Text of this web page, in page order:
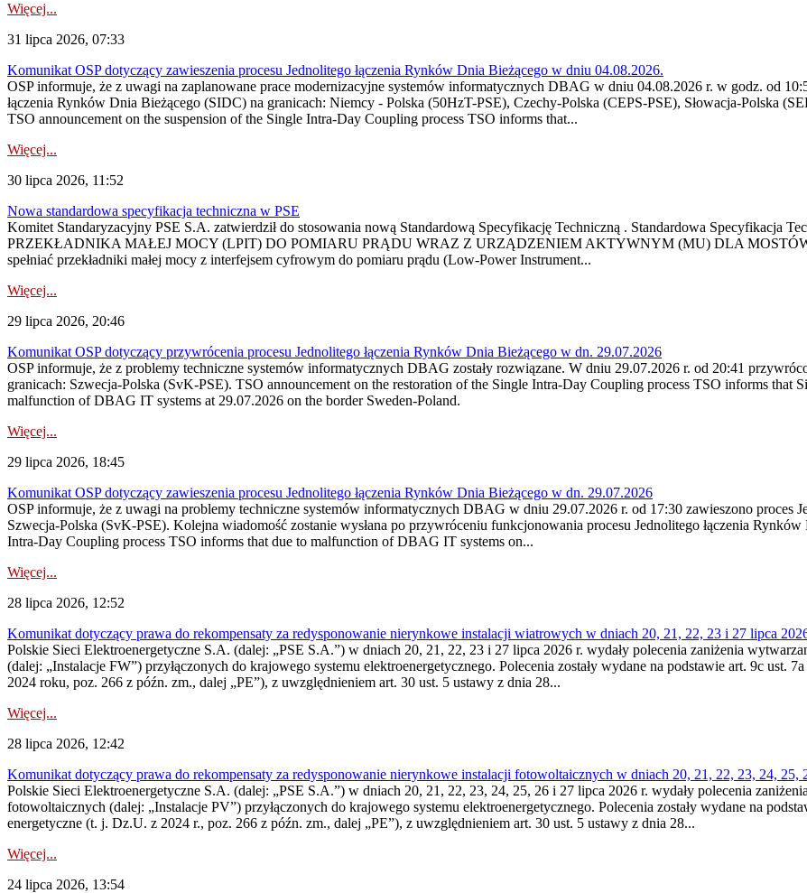
Więcej...
31 lipca 2026, 07:33
Komunikat OSP dotyczący zawieszenia procesu Jednolitego łączenia Rynków Dnia Bieżącego w dniu 04.08.2026.
OSP informuje, że z uwagi na zaplanowane prace modernizacyjne systemów informatycznych DBAG w dniu 04.08.2026 r. w godz. od
łączenia Rynków Dnia Bieżącego (SIDC) na granicach: Niemcy - Polska (50HzT-PSE), Czechy-Polska (CEPS-PSE), Słowacja-Polska
TSO announcement on the suspension of the Single Intra-Day Coupling process TSO informs that...
Więcej...
30 lipca 2026, 11:52
Nowa standardowa specyfikacja techniczna w PSE
Komitet Standaryzacyjny PSE S.A. zatwierdził do stosowania nową Standardową Specyfikację Techniczną . Standardowa
PRZEKŁADNIKA MAŁEJ MOCY (LPIT) DO POMIARU PRĄDU WRAZ Z URZĄDZENIEM AKTYWNYM (MU) DLA MOSTÓW
spełniać przekładniki małej mocy z interfejsem cyfrowym do pomiaru prądu (Low-Power Instrument...
Więcej...
29 lipca 2026, 20:46
Komunikat OSP dotyczący przywrócenia procesu Jednolitego łączenia Rynków Dnia Bieżącego w dn. 29.07.2026
OSP informuje, że z problemy techniczne systemów informatycznych DBAG zostały rozwiązane. W dniu 29.07.2026 r. od 20:41
granicach: Szwecja-Polska (SvK-PSE). TSO announcement on the restoration of the Single Intra-Day Coupling process TSO informs that
malfunction of DBAG IT systems at 29.07.2026 on the border Sweden-Poland.
Więcej...
29 lipca 2026, 18:45
Komunikat OSP dotyczący zawieszenia procesu Jednolitego łączenia Rynków Dnia Bieżącego w dn. 29.07.2026
OSP informuje, że z uwagi na problemy techniczne systemów informatycznych DBAG w dniu 29.07.2026 r. od 17:30 zawieszono proces
Szwecja-Polska (SvK-PSE). Kolejna wiadomość zostanie wysłana po przywróceniu funkcjonowania procesu Jednolitego łączenia
Intra-Day Coupling process TSO informs that due to malfunction of DBAG IT systems on...
Więcej...
28 lipca 2026, 12:52
Komunikat dotyczący prawa do rekompensaty za redysponowanie nierynkowe instalacji wiatrowych w dniach 20, 21, 22, 23 i 27 lipca
Polskie Sieci Elektroenergetyczne S.A. (dalej: „PSE S.A.”) w dniach 20, 21, 22, 23 i 27 lipca 2026 r. wydały polecenia zaniżenia
(dalej: „Instalacje FW”) przyłączonych do krajowego systemu elektroenergetycznego. Polecenia zostały wydane na podstawie art. 9c ust.
2024 roku, poz. 266 z późn. zm., dalej „PE”), z uwzględnieniem art. 30 ust. 5 ustawy z dnia 28...
Więcej...
28 lipca 2026, 12:42
Komunikat dotyczący prawa do rekompensaty za redysponowanie nierynkowe instalacji fotowoltaicznych w dniach 20, 21, 22, 23, 24, 25,
Polskie Sieci Elektroenergetyczne S.A. (dalej: „PSE S.A.”) w dniach 20, 21, 22, 23, 24, 25, 26 i 27 lipca 2026 r. wydały polecenia
fotowoltaicznych (dalej: „Instalacje PV”) przyłączonych do krajowego systemu elektroenergetycznego. Polecenia zostały wydane na
energetyczne (t. j. Dz.U. z 2024 r., poz. 266 z późn. zm., dalej „PE”), z uwzględnieniem art. 30 ust. 5 ustawy z dnia 28...
Więcej...
24 lipca 2026, 13:54